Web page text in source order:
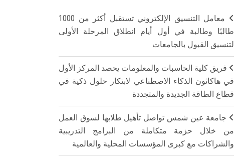
معامل التنسيق الإلكتروني تستقبل أكثر من 1000
طالبًا وطالبة في أول أيام انطلاق المرحلة الأولى
لتنسيق القبول بالجامعات
فريق كلية الحاسبات والمعلومات يحصد المركز الأول
في هاكاثون الذكاء الاصطناعي لابتكار حلول ذكية في
قطاع الطاقة الجديدة والمتجددة
جامعة عين شمس تواصل تأهيل طلابها لسوق العمل
من خلال حزمة متكاملة من البرامج التدريبية
والشراكات مع كبرى المؤسسات المحلية والعالمية